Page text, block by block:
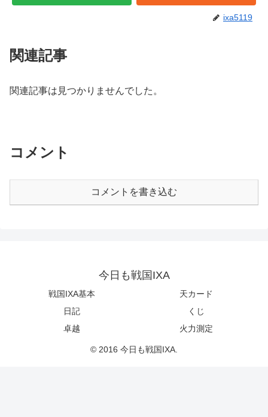
ixa5119
関連記事
関連記事は見つかりませんでした。
コメント
コメントを書き込む
今日も戦国IXA
戦国IXA基本
天カード
日記
くじ
卓越
火力測定
© 2016 今日も戦国IXA.